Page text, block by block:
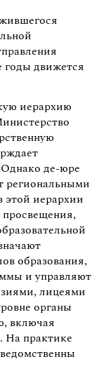
годы движется
иерархию
де-юре
региональными
иерархии
образования,
и управляют
лицеями
органы
включая
На практике